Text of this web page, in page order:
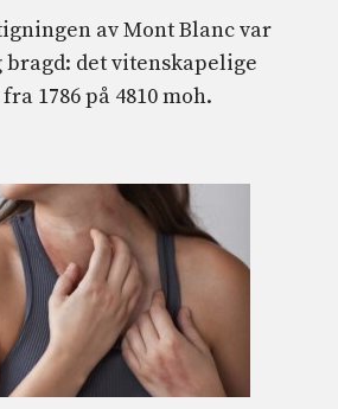
av Mont Blanc var
det vitenskapelige
1786 på 4810 moh.